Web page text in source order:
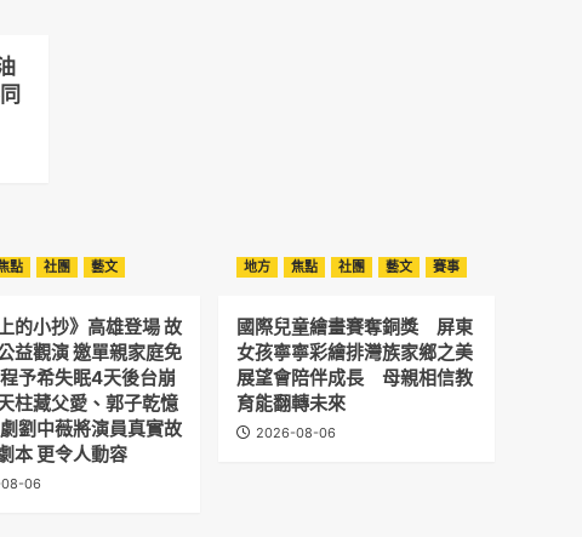
點 社團 藝文
的小抄》高雄登場 故
益觀演 邀單親家庭免
予希失眠4天後台崩
柱藏父愛、郭子乾憶
劉中薇將演員真實故
本 更令人動容
06
地方 焦點 社團 藝文 賽事
國際兒童繪畫賽奪銅獎 屏東
女孩寧寧彩繪排灣族家鄉之美
展望會陪伴成長 母親相信教
育能翻轉未來
2026-08-06